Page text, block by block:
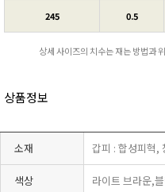
245 0.5
상세 사이즈의 치수는 재는 방법과
상품정보
소재 갑피 : 합성피혁,
색상 라이트 브라운,